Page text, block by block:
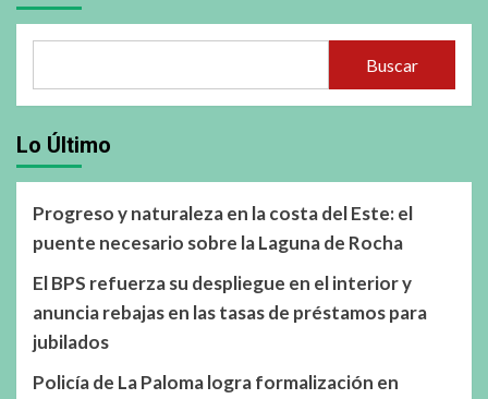
Buscar
Lo Último
Progreso y naturaleza en la costa del Este: el
puente necesario sobre la Laguna de Rocha
El BPS refuerza su despliegue en el interior y
anuncia rebajas en las tasas de préstamos para
jubilados
Policía de La Paloma logra formalización en